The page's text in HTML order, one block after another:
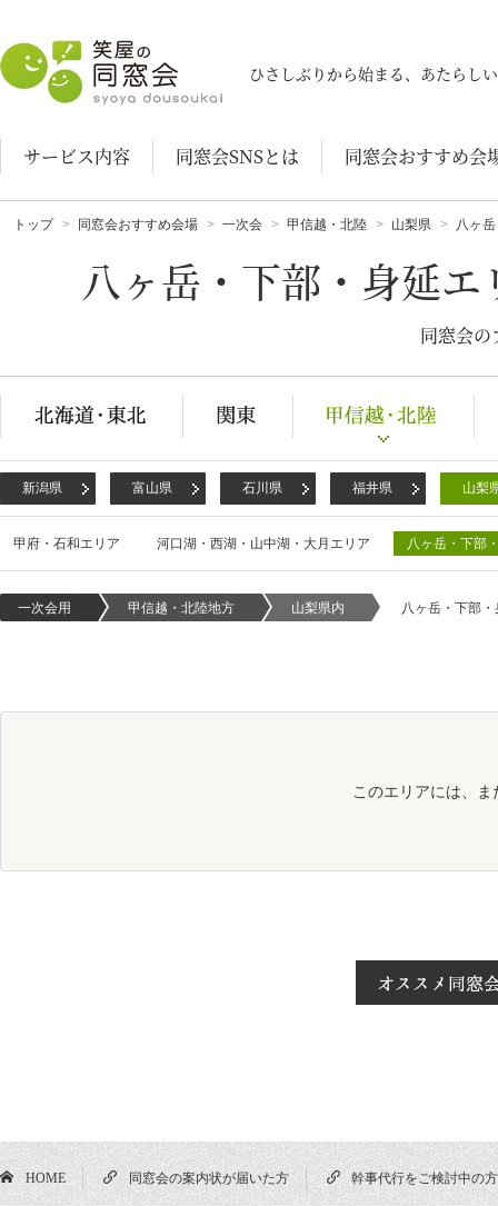
笑屋の同窓会
ひさしぶりから始まる、あたらし
サービス内容 同窓会SNSとは 同窓会おすすめ会
トップ 同窓会おすすめ会場 一次会 甲信越・北陸 山梨県 八ヶ
八ヶ岳・下部・身延
同窓会の
新潟県 富山県 石川県 福井県 山梨
甲府・石和エリア 河口湖・西湖・山中湖・大月エリア 八ヶ岳・下部
一次会用 甲信越・北陸地方 山梨県内 八ヶ岳・下部
このエリアには、
HOME 同窓会の案内状が届いた方 幹事代行をご検討中の方